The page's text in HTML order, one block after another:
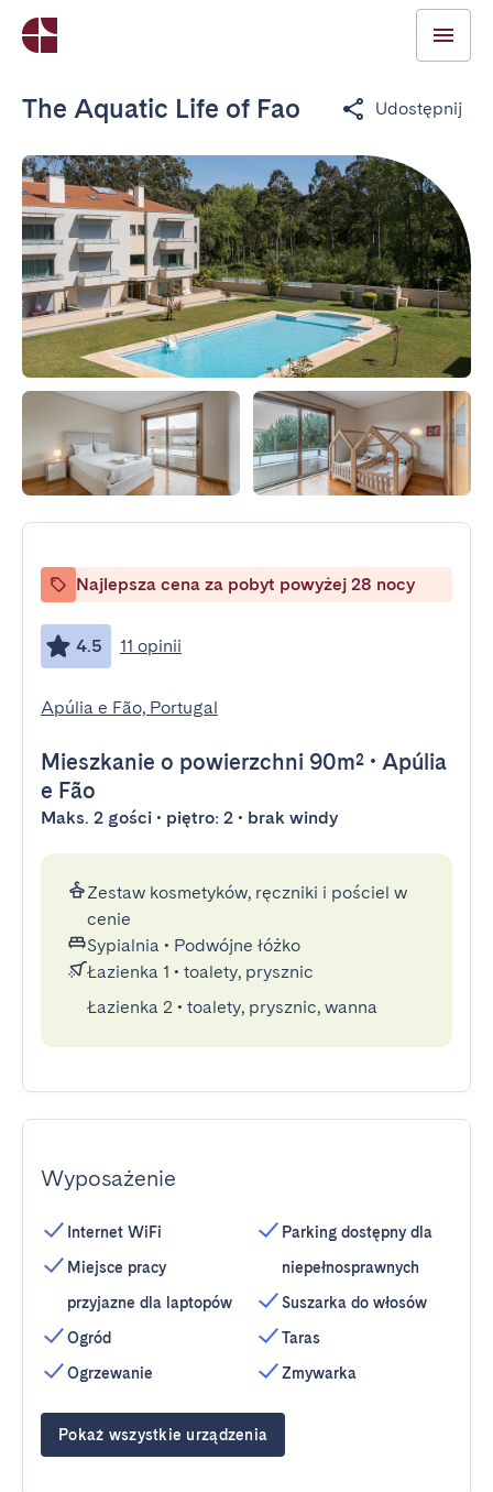
The Aquatic Life of Fao Udostępnij
Najlepsza cena za pobyt powyżej 28 nocy
4.5 11 opinii
Apúlia e Fão, Portugal
Mieszkanie o powierzchni 90m² • Apúlia
e Fão
Maks. 2 gości • piętro: 2 • brak windy
Zestaw kosmetyków, ręczniki i pościel w
cenie
Sypialnia • Podwójne łóżko
Łazienka 1 • toalety, prysznic
Łazienka 2 • toalety, prysznic, wanna
Wyposażenie
Internet WiFi
Miejsce pracy
przyjazne dla laptopów
Ogród
Ogrzewanie
Parking dostępny dla
niepełnosprawnych
Suszarka do włosów
Taras
Zmywarka
Pokaż wszystkie urządzenia